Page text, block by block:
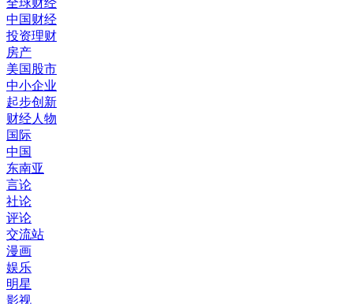
全球财经
中国财经
投资理财
房产
美国股市
中小企业
起步创新
财经人物
国际
中国
东南亚
言论
社论
评论
交流站
漫画
娱乐
明星
影视